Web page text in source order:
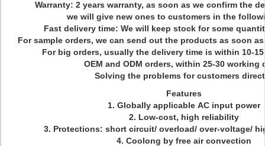
Warranty: 2 years warranty, as soon as we confirm the
we will give new ones to customers in the
Fast delivery time: We will keep stock for some
For sample orders, we can send out the products as soon
For big orders, usually the delivery time is within 10-
OEM and ODM orders, within 25-30 working
Solving the problems for customers
Features
1. Globally applicable AC input power
2. Low-cost, high reliability
3. Protections: short circuit/ overload/ over-voltage/
4. Coolong by free air convection